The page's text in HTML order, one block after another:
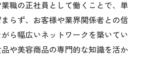
職の正社員として働くことで、単
らず、お客様や業界関係者との信
ら幅広いネットワークを築いてい
や美容商品の専門的な知識を活か